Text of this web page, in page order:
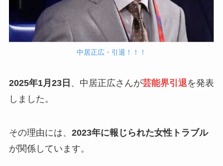
中居正広・引退！！！
2025年1月23日 、中居正広さんが芸能界引退を発表
しました。
その理由には、 2023年に報じられた女性トラブル
が関係しています。